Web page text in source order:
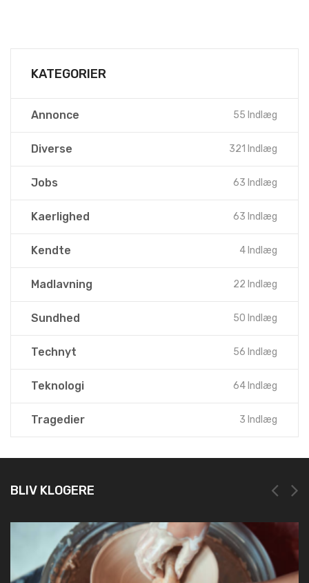
KATEGORIER
Annonce 55 Indlæg
Diverse 321 Indlæg
Jobs 63 Indlæg
Kaerlighed 63 Indlæg
Kendte 4 Indlæg
Madlavning 22 Indlæg
Sundhed 50 Indlæg
Technyt 56 Indlæg
Teknologi 64 Indlæg
Tragedier 3 Indlæg
BLIV KLOGERE
NEM OG HURTIG REGISTRERING HOS LEI
19. marts 2025